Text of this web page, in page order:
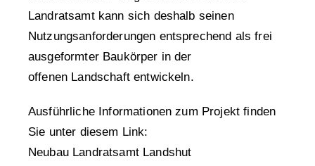
Landratsamt kann sich deshalb seinen
Nutzungsanforderungen entsprechend als frei
ausgeformter Baukörper in der
offenen Landschaft entwickeln.
Ausführliche Informationen zum Projekt finden
Sie unter diesem Link:
Neubau Landratsamt Landshut